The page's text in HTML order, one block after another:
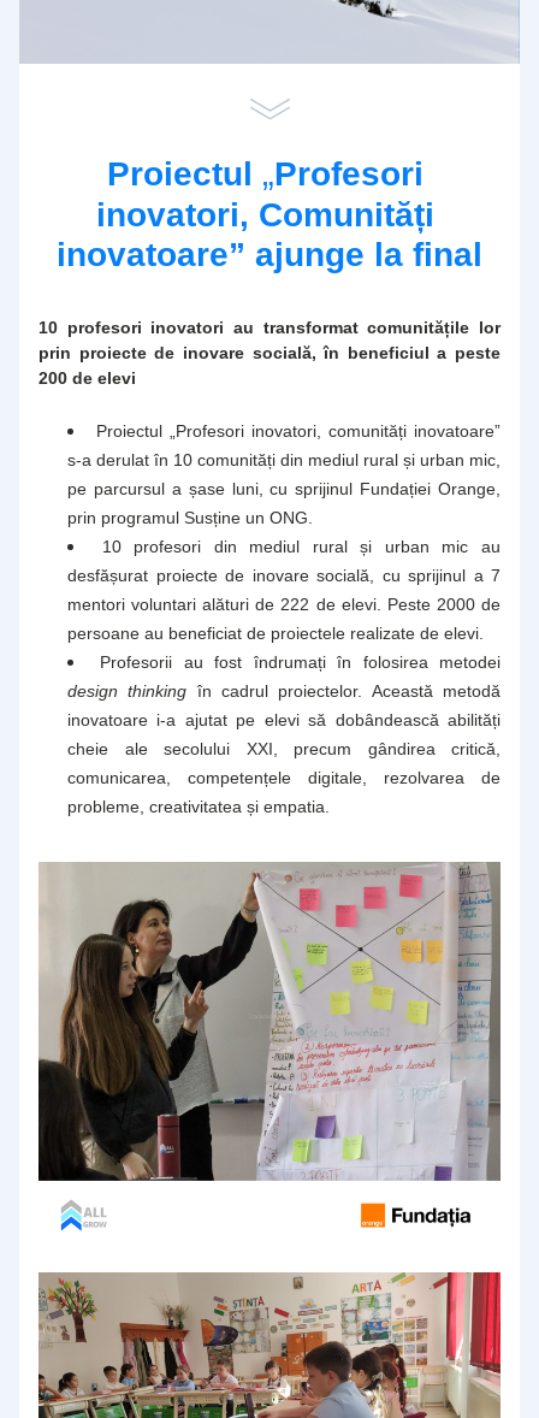
Proiectul „Profesori
inovatori, Comunități
inovatoare” ajunge la final
10 profesori inovatori au transformat comunitățile lor
prin proiecte de inovare socială, în beneficiul a peste
200 de elevi
Proiectul „Profesori inovatori, comunități inovatoare”
s-a derulat în 10 comunități din mediul rural și urban mic,
pe parcursul a șase luni, cu sprijinul Fundației Orange,
prin programul Susține un ONG.
10 profesori din mediul rural și urban mic au
desfășurat proiecte de inovare socială, cu sprijinul a 7
mentori voluntari alături de 222 de elevi. Peste 2000 de
persoane au beneficiat de proiectele realizate de elevi.
Profesorii au fost îndrumați în folosirea metodei
design thinking în cadrul proiectelor. Această metodă
inovatoare i-a ajutat pe elevi să dobândească abilități
cheie ale secolului XXI, precum gândirea critică,
comunicarea, competențele digitale, rezolvarea de
probleme, creativitatea și empatia.